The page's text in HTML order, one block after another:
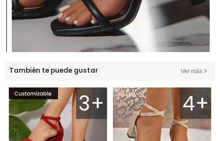
También te puede gustar Ver más
3+ 4+